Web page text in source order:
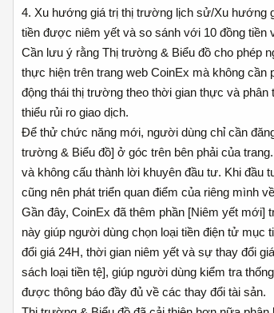
4. Xu hướng giá trị thị trường lịch sử/Xu hướng
tiền được niêm yết và so sánh với 10 đồng tiền
Cần lưu ý rằng Thị trường & Biểu đồ cho phép
thực hiện trên trang web CoinEx mà không
động thái thị trường theo thời gian thực và
thiểu rủi ro giao dịch.
Để thử chức năng mới, người dùng chỉ cần
trường & Biểu đồ] ở góc trên bên phải của
và không cấu thành lời khuyên đầu tư. Khi đầu
cũng nên phát triển quan điểm của riêng mình
Gần đây, CoinEx đã thêm phần [Niêm yết mới]
này giúp người dùng chọn loại tiền điện tử
đổi giá 24H, thời gian niêm yết và sự thay đổi
sách loại tiền tệ], giúp người dùng kiểm tra
được thông báo đầy đủ về các thay đổi tài sản.